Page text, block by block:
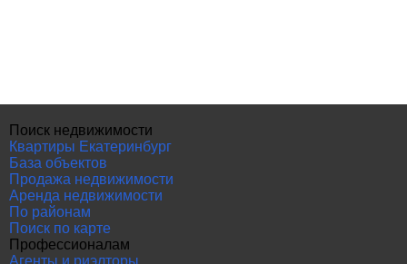
Поиск недвижимости
Квартиры Екатеринбург
База объектов
Продажа недвижимости
Аренда недвижимости
По районам
Поиск по карте
Профессионалам
Агенты и риэлторы